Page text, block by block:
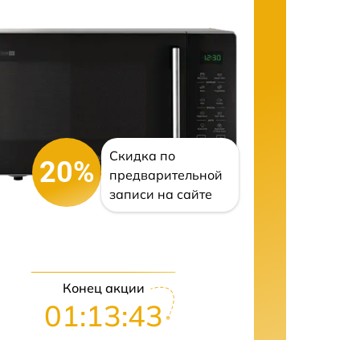
20%
Скидка по
предварительной
записи на сайте
Конец акции
01:13:42